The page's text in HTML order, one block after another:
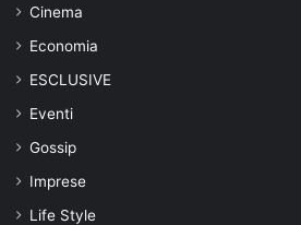
Cinema
Economia
ESCLUSIVE
Eventi
Gossip
Imprese
Life Style